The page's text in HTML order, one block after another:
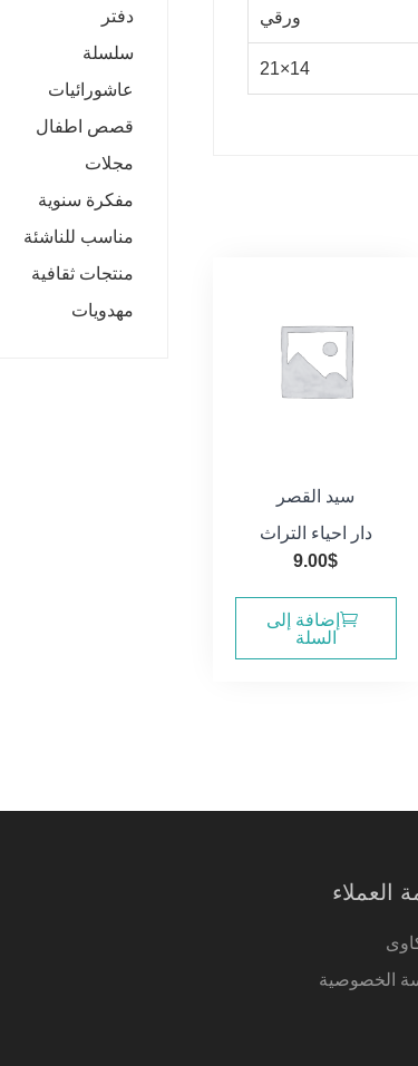
ورقي
14×21
سيد القصر
دار احياء التراث
9.00$
إضافة إلى
السلة
دفتر
سلسلة
عاشورائيات
قصص اطفال
مجلات
مفكرة سنوية
مناسب للناشئة
منتجات ثقافية
مهدويات
العملاء
الخصوصية